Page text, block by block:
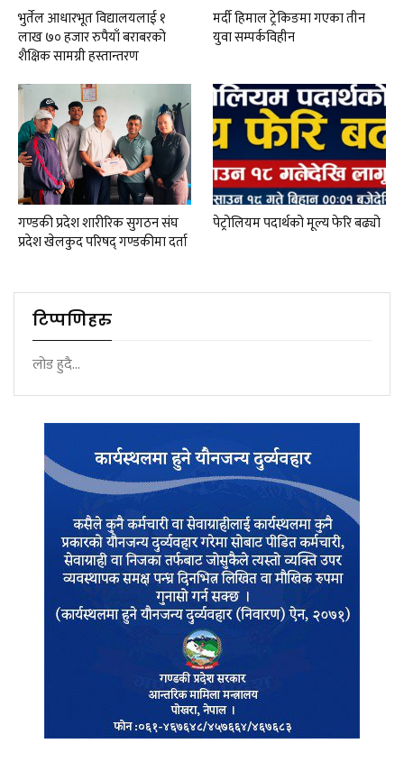
भुर्तेल आधारभूत विद्यालयलाई १
लाख ७० हजार रुपैयाँ बराबरको
शैक्षिक सामग्री हस्तान्तरण
मर्दी हिमाल ट्रेकिङमा गएका तीन
युवा सम्पर्कविहीन
गण्डकी प्रदेश शारीरिक सुगठन संघ
प्रदेश खेलकुद परिषद् गण्डकीमा दर्ता
पेट्रोलियम पदार्थको मूल्य फेरि बढ्यो
टिप्पणिहरु
लोड हुदै...